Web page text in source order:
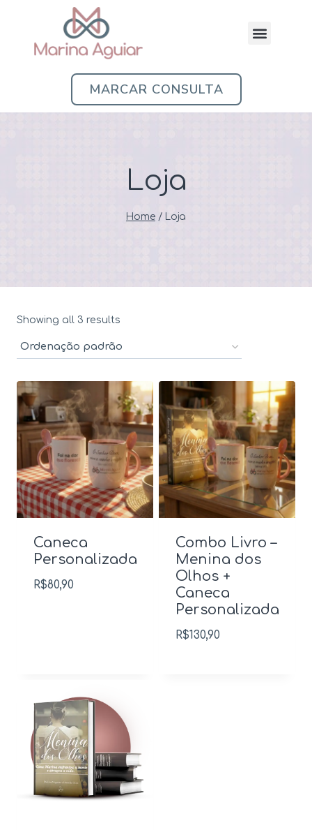
MARCAR CONSULTA
Loja
Home / Loja
Showing all 3 results
Caneca
Personalizada
R$80,90
Combo Livro –
Menina dos
Olhos +
Caneca
Personalizada
R$130,90